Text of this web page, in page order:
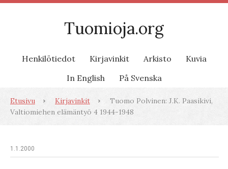
Tuomioja.org
Henkilötiedot Kirjavinkit Arkisto
Kuvia
In English
På Svenska
Etusivu Kirjavinkit
Tuomo Polvinen: J.K. Paasikivi,
Valtiomiehen elämäntyö 4 1944-1948
1.1.2000